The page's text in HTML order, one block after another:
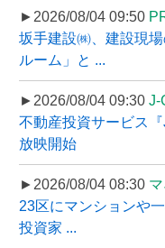
►2026/08/04 09:50
坂手建設㈱、建設現
ルーム」と ...
►2026/08/04 09:30 J-
不動産投資サービス
放映開始
►2026/08/04 08:30
23区にマンションや
投資家 ...